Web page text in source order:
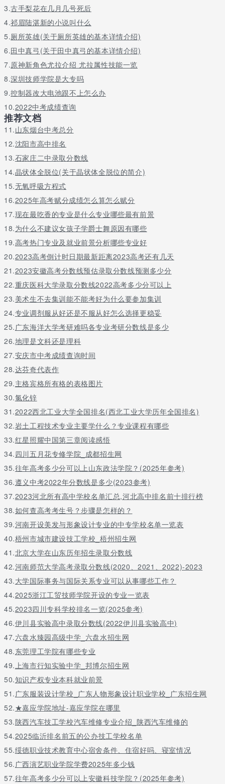
阅读本文的人还可以阅读：
广州市司法职业学校简介
关于更多广州市司法职业学校学费多少,学校收费标准请留言或者咨
询老师
3.古手梨花在几月几号死后
4.祁眉陆湛新的小说叫什么
5.厕所英雄(关于厕所英雄的基本详情介绍)
6.田中真弓(关于田中真弓的基本详情介绍)
7.原神新角色尤拉介绍 尤拉属性技能一览
8.深圳技师学院是大专吗
9.控制器改大电池跟不上怎么办
10.2022中考成绩查询
推荐文档
11.山东烟台中考总分
12.沈阳市高中排名
13.石家庄二中录取分数线
14.晶状体全脱位(关于晶状体全脱位的简介)
15.无氧呼吸方程式
16.2025年高考赋分成绩怎么算怎么赋分
17.现在最吃香的专业是什么专业哪些最有前景
18.为什么不建议女孩子学爵士舞原因有哪些
19.高考热门专业及就业前景分析哪些专业好
20.2023高考倒计时日期最新距离2023高考还有几天
21.2023安徽高考分数线预估录取分数线预测多少分
22.重庆医科大学录取分数线2022高考多少分可以上
23.美术生不去集训能不能考好为什么要参加集训
24.专业调剂服从好还是不服从好怎么选择更稳妥
25.广东海洋大学考研难吗各专业考研分数线是多少
26.地理是文科还是理科
27.安庆市中考成绩查询时间
28.达芬奇代表作
29.主格宾格所有格的表格图片
30.氯化锌
31.2022西北工业大学全国排名(西北工业大学历年全国排名)
32.岩土工程技术专业主要学什么？专业课程有哪些
33.红星照耀中国第三章阅读感悟
34.四川五月花专修学院_成都招生网
35.往年高考多少分可以上山东政法学院？(2025年参考)
36.遵义中考2022年分数线是多少(2023参考)
37.2023河北所有高中学校名单汇总,河北高中排名前十排行榜
38.如何查高考考生号？步骤是怎样的？
39.河南开设美发与形象设计专业的中专学校名单一览表
40.梧州市城市建设技工学校_梧州招生网
41.北京大学在山东历年招生录取分数线
42.河南师范大学高考录取分数线(2020、2021、2022)-2023
43.大学国际事务与国际关系专业可以从事哪些工作？
44.2025浙江工贸技师学院开设的专业一览表
45.2023四川专科学校排名一览(2025参考)
46.伊川县实验高中录取分数线(2022伊川县实验高中)
47.六盘水臻园高级中学_六盘水招生网
48.东莞理工学院有哪些专业
49.上海市行知实验中学_邦博尔招生网
50.知识产权专业本科就业前景
51.广东服装设计学校_广东人物形象设计职业学校_广东招生网
52.★嘉应学院地址-嘉应学院在哪里
53.陕西汽车技工学校汽车维修专业介绍_陕西汽车维修的
54.2025临沂排名前五的公办技工学校名单
55.绥德职业技术教育中心宿舍条件、住宿好吗、寝室情况
56.广西演艺职业学院学费2025年多少钱
57.往年高考多少分可以上安徽科技学院？(2025年参考)